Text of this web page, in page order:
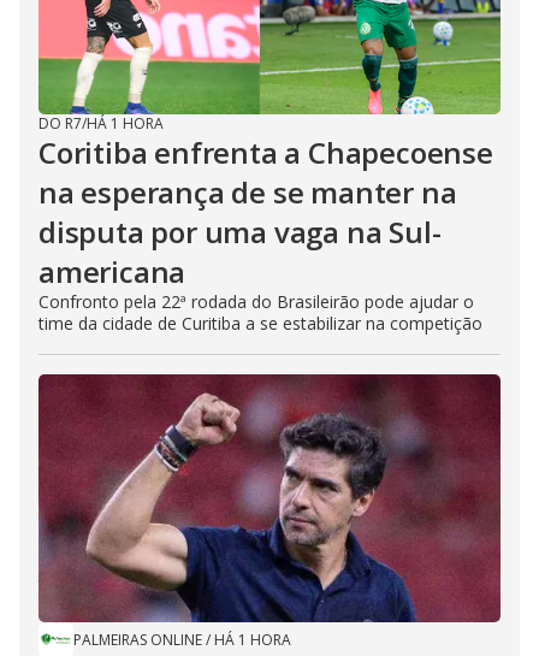
DO R7/HÁ 1 HORA
Coritiba enfrenta a Chapecoense
na esperança de se manter na
disputa por uma vaga na Sul-
americana
Confronto pela 22ª rodada do Brasileirão pode ajudar o
time da cidade de Curitiba a se estabilizar na competição
PALMEIRAS ONLINE/ HÁ 1 HORA